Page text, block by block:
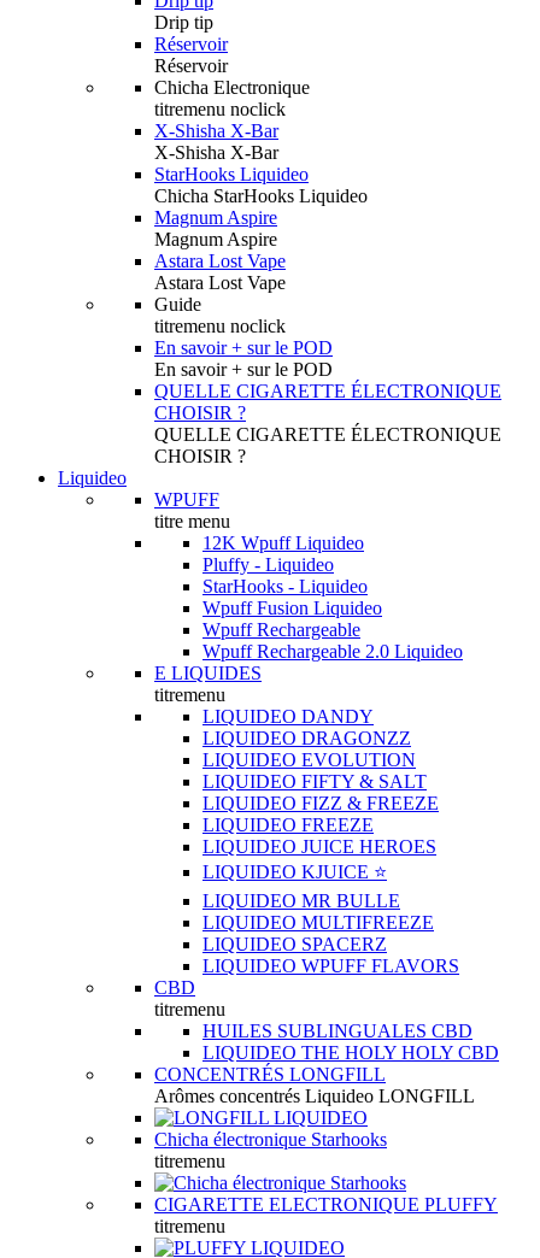
Drip tip
Réservoir
Réservoir
Chicha Electronique
titremenu noclick
X-Shisha X-Bar
X-Shisha X-Bar
StarHooks Liquideo
Chicha StarHooks Liquideo
Magnum Aspire
Magnum Aspire
Astara Lost Vape
Astara Lost Vape
Guide
titremenu noclick
En savoir + sur le POD
En savoir + sur le POD
QUELLE CIGARETTE ÉLECTRONIQUE
CHOISIR ?
QUELLE CIGARETTE ÉLECTRONIQUE
CHOISIR ?
Liquideo
WPUFF
titre menu
12K Wpuff Liquideo
Pluffy - Liquideo
StarHooks - Liquideo
Wpuff Fusion Liquideo
Wpuff Rechargeable
Wpuff Rechargeable 2.0 Liquideo
E LIQUIDES
titremenu
LIQUIDEO DANDY
LIQUIDEO DRAGONZZ
LIQUIDEO EVOLUTION
LIQUIDEO FIFTY & SALT
LIQUIDEO FIZZ & FREEZE
LIQUIDEO FREEZE
LIQUIDEO JUICE HEROES
LIQUIDEO KJUICE ⭐️
LIQUIDEO MR BULLE
LIQUIDEO MULTIFREEZE
LIQUIDEO SPACERZ
LIQUIDEO WPUFF FLAVORS
CBD
titremenu
HUILES SUBLINGUALES CBD
LIQUIDEO THE HOLY HOLY CBD
CONCENTRÉS LONGFILL
Arômes concentrés Liquideo LONGFILL
Chicha électronique Starhooks
titremenu
CIGARETTE ELECTRONIQUE PLUFFY
titremenu